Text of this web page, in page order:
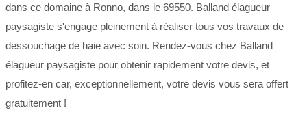
dans ce domaine à Ronno, dans le 69550. Balland élagueur
paysagiste s'engage pleinement à réaliser tous vos travaux de
dessouchage de haie avec soin. Rendez-vous chez Balland
élagueur paysagiste pour obtenir rapidement votre devis, et
profitez-en car, exceptionnellement, votre devis vous sera offert
gratuitement !